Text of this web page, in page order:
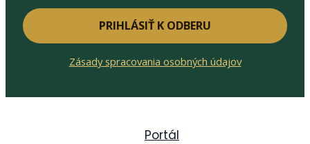
PRIHLÁSIŤ K ODBERU
Zásady spracovania osobných údajov
Portál